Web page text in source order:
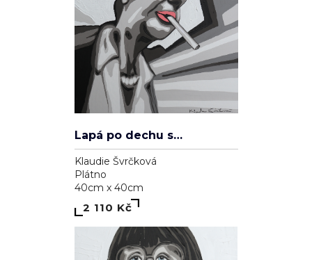
Lapá po dechu skrz zničené plíce
Klaudie Švrčková
Plátno
40cm x 40cm
2 110 Kč